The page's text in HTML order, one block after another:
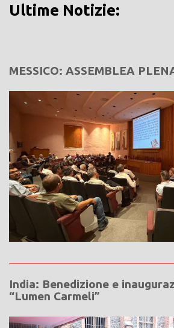
Ultime Notizie:
MESSICO: ASSEMBLEA
India: Benedizione e
“Lumen Carmeli”